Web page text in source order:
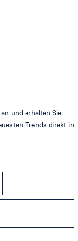
und erhalten Sie
Trends direkt in